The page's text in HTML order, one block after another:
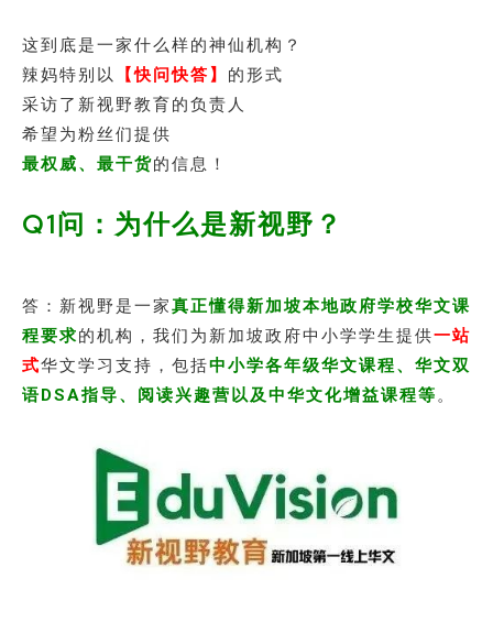
这到底是一家什么样的神仙机构？
辣妈特别以
【快问快答】 的形式
采访了新视野教育的负责人
希望为粉丝们提供
最权威、最干货的信息！
Q1问：为什么是新视野？
答：新视野是一家真正懂得新加坡本地政府学校华文课
程要求的机构，我们为新加坡政府中小学学生提供一站
式华文学习支持，包括中小学各年级华文课程、华文双
语DSA指导、阅读兴趣营以及中华文化增益课程等。